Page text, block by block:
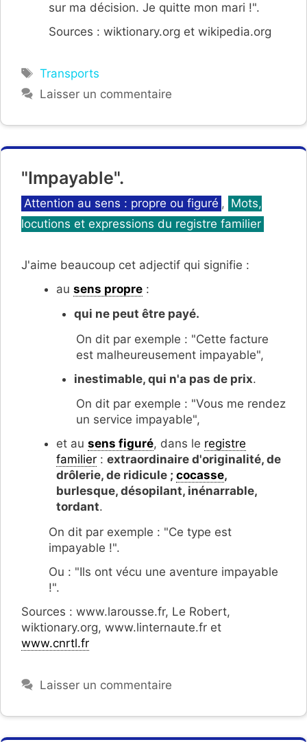
sur ma décision. Je quitte mon mari !".
Sources : wiktionary.org et wikipedia.org
Étiquettes
Transports
Laisser un commentaire
"Impayable".
Catégories
Attention au sens : propre ou figuré , Mots,
locutions et expressions du registre familier
J'aime beaucoup cet adjectif qui signifie :
au sens propre :
qui ne peut être payé.
On dit par exemple : "Cette facture
est malheureusement impayable",
inestimable, qui n'a pas de prix.
On dit par exemple : "Vous me rendez
un service impayable",
et au sens figuré, dans le registre
familier : extraordinaire d'originalité, de
drôlerie, de ridicule ; cocasse,
burlesque, désopilant, inénarrable,
tordant.
On dit par exemple : "Ce type est
impayable !".
Ou : "Ils ont vécu une aventure impayable
!".
Sources : www.larousse.fr, Le Robert,
wiktionary.org, www.linternaute.fr et
www.cnrtl.fr
Laisser un commentaire